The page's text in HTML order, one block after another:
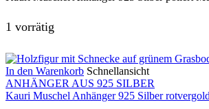
1 vorrätig
In den Warenkorb Schnellansicht
ANHÄNGER AUS 925 SILBER
Kauri Muschel Anhänger 925 Silber